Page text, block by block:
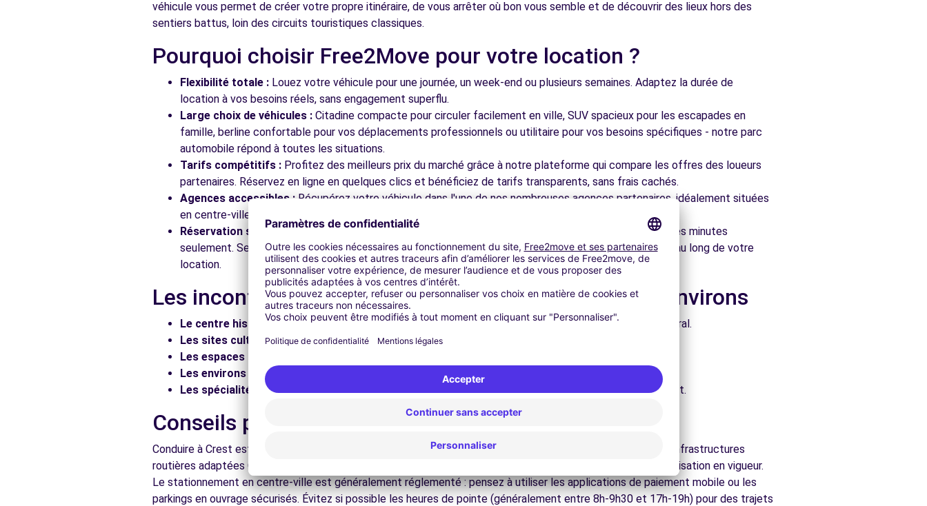
véhicule vous permet de créer votre propre itinéraire, de vous arrêter où bon vous semble et de découvrir des lieux hors des
sentiers battus, loin des circuits touristiques classiques.
Pourquoi choisir Free2Move pour votre location ?
Flexibilité totale : Louez votre véhicule pour une journée, un week-end ou plusieurs semaines. Adaptez la durée de
location à vos besoins réels, sans engagement superflu.
Large choix de véhicules : Citadine compacte pour circuler facilement en ville, SUV spacieux pour les escapades en
famille, berline confortable pour vos déplacements professionnels ou utilitaire pour vos besoins spécifiques - notre parc
automobile répond à toutes les situations.
Tarifs compétitifs : Profitez des meilleurs prix du marché grâce à notre plateforme qui compare les offres des loueurs
partenaires. Réservez en ligne en quelques clics et bénéficiez de tarifs transparents, sans frais cachés.
Agences accessibles : Récupérez votre véhicule dans l'une de nos nombreuses agences partenaires, idéalement situées
en centre-ville, en gare ou près des aéroports pour faciliter le démarrage de votre séjour.
Réservation simplifiée :Notre plateforme intuitive vous permet de réserver votre véhicule en quelques minutes
seulement. Service client disponible pour répondre à toutes vos questions et vous accompagner tout au long de votre
location.
Les incontournables à découvrir à Crest et dans les environs
Le centre historique :Flânez dans les ruelles du cœur de ville et découvrez son patrimoine architectural.
Les sites culturels :Visitez les musées et monuments qui font la richesse de Crest.
Les espaces naturels :
Les environs :
Explorez les sites touristiques de la région, facilement accessibles en voiture.
Les spécialités locales :Découvrez la gastronomie régionale dans les restaurants et marchés de Crest.
Conseils pratiques pour conduire à Crest
Conduire à Crest est accessible à tous les conducteurs avec quelques conseils pratiques. la ville dispose d'infrastructures
routières adaptées Comme dans toutes les villes françaises, respectez les limitations de vitesse et la signalisation en vigueur.
Le stationnement en centre-ville est généralement réglementé : pensez à utiliser les applications de paiement mobile ou les
parkings en ouvrage sécurisés. Évitez si possible les heures de pointe (généralement entre 8h-9h30 et 17h-19h) pour des trajets